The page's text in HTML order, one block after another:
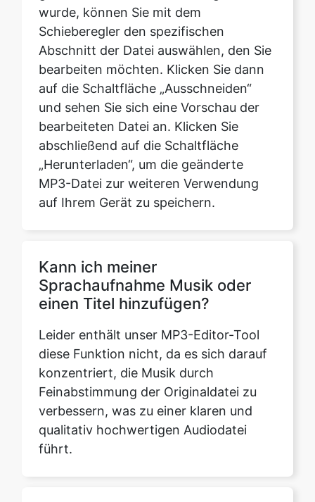
bearbeiten möchten. Klicken Sie dann
auf die Schaltfläche „Ausschneiden“
und sehen Sie sich eine Vorschau der
bearbeiteten Datei an. Klicken Sie
abschließend auf die Schaltfläche
„Herunterladen“, um die geänderte
MP3-Datei zur weiteren Verwendung
auf Ihrem Gerät zu speichern.
Kann ich meiner
Leider enthält unser MP3-Editor-Tool
diese Funktion nicht, da es sich darauf
konzentriert, die Musik durch
Feinabstimmung der Originaldatei zu
verbessern, was zu einer klaren und
qualitativ hochwertigen Audiodatei
führt.
Gibt es Datenschutzbedenken